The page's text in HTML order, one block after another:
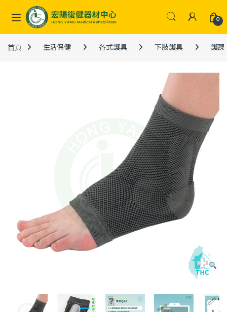
Skip to navigation
Skip to content
0
首頁 生活保健 各式護具 下肢護具 護踝